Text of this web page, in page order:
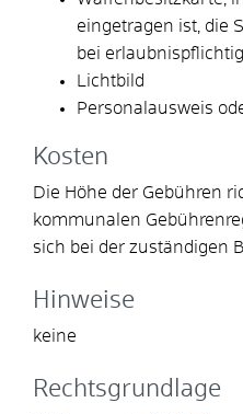
eingetragen ist, die
bei
Lichtbild
Personalausweis
Kosten
Die Höhe der Gebühren
kommunalen
sich bei der zuständigen
Hinweise
keine
Rechtsgrundlage